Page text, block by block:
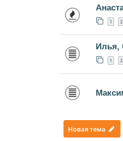
1 2
Илья,
1 2
Новая тема